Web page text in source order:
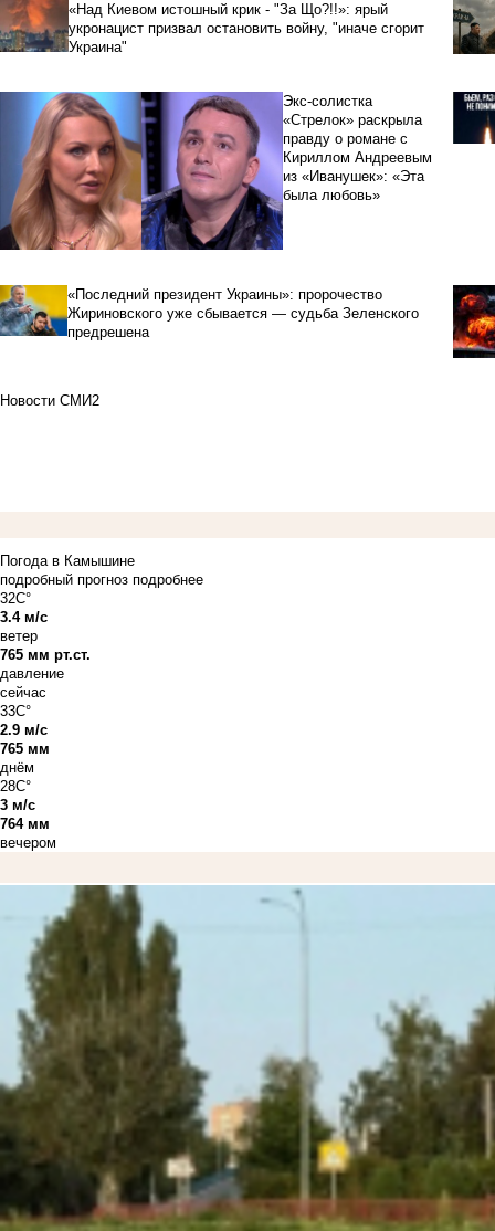
«Над Киевом истошный крик - "За Що?!!»: ярый
укронацист призвал остановить войну, "иначе сгорит
Украина"
Экс-солистка
«Стрелок» раскрыла
правду о романе с
Кириллом Андреевым
из «Иванушек»: «Эта
была любовь»
«Последний президент Украины»: пророчество
Жириновского уже сбывается — судьба Зеленского
предрешена
Новости СМИ2
Погода в Камышине
подробный прогноз подробнее
32C°
3.4 м/с
ветер
765 мм рт.ст.
давление
сейчас
33C°
2.9 м/с
765 мм
днём
28C°
3 м/с
764 мм
вечером